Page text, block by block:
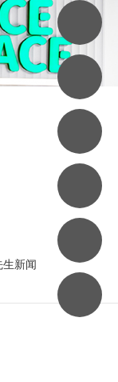
生新闻